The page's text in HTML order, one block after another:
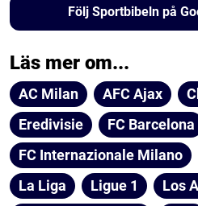
Följ Sportbibeln på
Läs mer om...
AC Milan AFC Ajax
Eredivisie
FC Barcelona
FC Internazionale Milano
La Liga
Ligue 1
Los